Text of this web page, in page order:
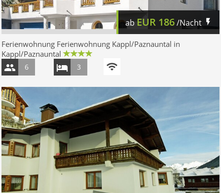
ab EUR 186/Nacht
Ferienwohnung Ferienwohnung Kappl/Paznauntal in
Kappl/Paznauntal
6 3